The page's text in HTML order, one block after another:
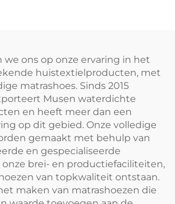
matrasbeschermer,
diepe hoeken 15-46 cm
voor slaapkamer, hotel
(koolstofgrijs)
we ons op onze ervaring in het
huistextielproducten, met
matrashoes. Sinds 2015
Musen waterdichte
en heeft meer dan een
op dit gebied. Onze volledige
gemaakt met behulp van
en gespecialiseerde
brei- en productiefaciliteiten,
van topkwaliteit ontstaan.
maken van matrashoezen die